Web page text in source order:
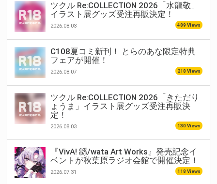
ツクル Re:COLLECTION 2026「水龍敬」
イラスト展グッズ受注再販決定！
2026.08.03 489 Views
C108夏コミ新刊！ とらのあな限定特典
フェアが開催！
2026.08.07 218 Views
ツクル Re:COLLECTION 2026「きただり
ょうま」イラスト展グッズ受注再販決
定！
2026.08.03 130 Views
『VivA! 緜/wata Art Works』発売記念イ
ベントが秋葉原ラジオ会館で開催決定！
2026.07.31 118 Views